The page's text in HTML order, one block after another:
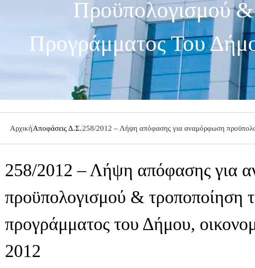
Προϋπολογισμού
Προγράμματος Του
ΑρχικήΑποφάσεις Δ.Σ.258/2012 – Λήψη απόφασης για αναμόρφωση
258/2012 – Λήψη απόφασης για
προϋπολογισμού & τροποποίηση
προγράμματος του Δήμου,
2012